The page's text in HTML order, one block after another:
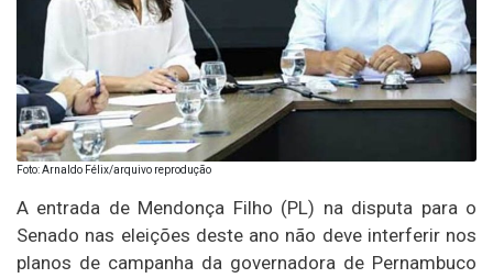
Foto: Arnaldo Félix/arquivo reprodução
A entrada de Mendonça Filho (PL) na disputa para o
Senado nas eleições deste ano não deve interferir nos
planos de campanha da governadora de Pernambuco